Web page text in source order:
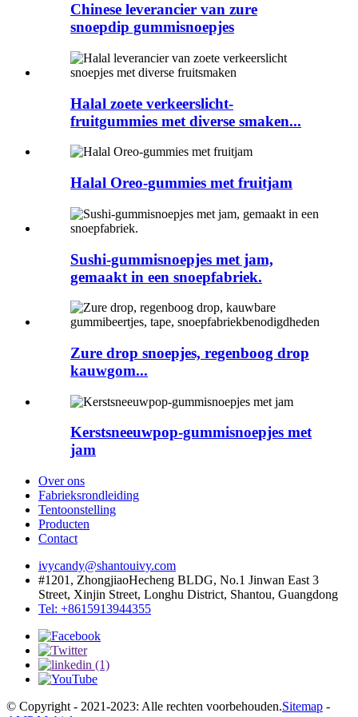
Chinese leverancier van zure
snoepdip gummisnoepjes
Halal zoete verkeerslicht-
fruitgummies met diverse smaken...
Halal Oreo-gummies met fruitjam
Sushi-gummisnoepjes met jam,
gemaakt in een snoepfabriek.
Zure drop snoepjes, regenboog drop
kauwgom...
Kerstsneeuwpop-gummisnoepjes met
jam
Over ons
Fabrieksrondleiding
Tentoonstelling
Producten
Contact
ivycandy@shantouivy.com
#1201, ZhongjiaoHecheng BLDG, No.1 Jinwan East 3
Street, Xinjin Street, Longhu District, Shantou, Guangdong
Tel: +8615913944355
© Copyright - 2021-2023: Alle rechten voorbehouden.Sitemap -